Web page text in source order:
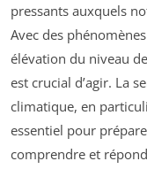
pressants auxquels
Avec des
élévation du niveau
est crucial d’agir. La
climatique, en
essentiel pour
comprendre et